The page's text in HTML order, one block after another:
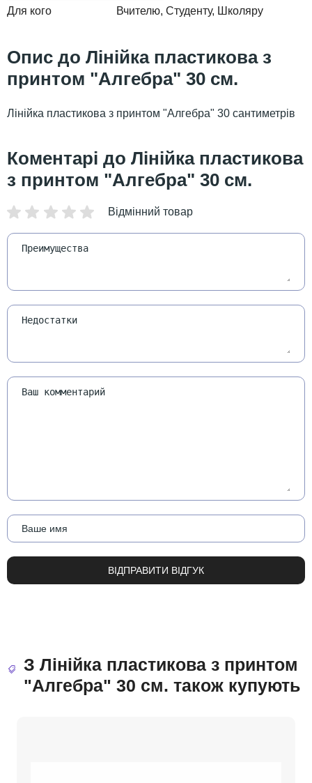
Для кого
Вчителю Студенту Школяру
Лінійка пластикова з
принтом "Алгебра" 30 см.
Лінійка пластикова з принтом "Алгебра" 30 сантиметрів
Лінійка пластикова
з принтом "Алгебра" 30 см.
З Лінійка пластикова з принтом
"Алгебра" 30 см. також купують